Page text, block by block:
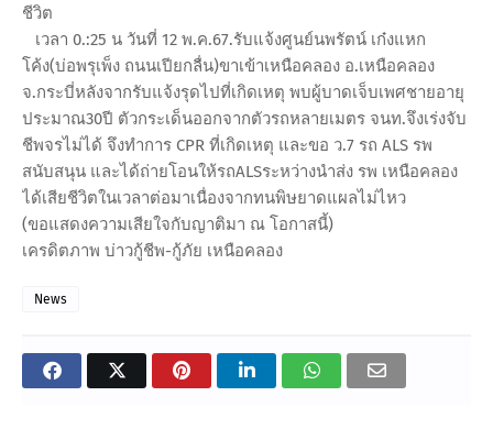
ชีวิต
เวลา 0.:25 น วันที่ 12 พ.ค.67.รับแจ้งศูนย์นพรัตน์ เก๋งแหก
โค้ง(บ่อพรุเพ็ง ถนนเปียกลื่น)ขาเข้าเหนือคลอง อ.เหนือคลอง
จ.กระบี่หลังจากรับแจ้งรุดไปที่เกิดเหตุ พบผู้บาดเจ็บเพศชายอายุ
ประมาณ30ปี ตัวกระเด็นออกจากตัวรถหลายเมตร จนท.จึงเร่งจับ
ชีพจรไม่ได้ จึงทำการ CPR ที่เกิดเหตุ และขอ ว.7 รถ ALS รพ
สนับสนุน และได้ถ่ายโอนให้รถALSระหว่างนำส่ง รพ เหนือคลอง
ได้เสียชีวิตในเวลาต่อมาเนื่องจากทนพิษยาดแผลไม่ไหว
(ขอแสดงความเสียใจกับญาติมา ณ โอกาสนี้)
เครดิตภาพ บ่าวกู้ชีพ-กู้ภัย เหนือคลอง
News